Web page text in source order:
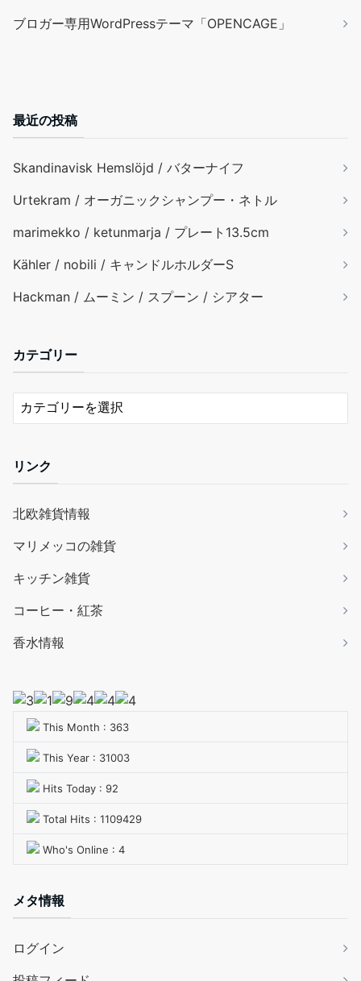
ブロガー専用WordPressテーマ「OPENCAGE」
最近の投稿
Skandinavisk Hemslöjd / バターナイフ
Urtekram / オーガニックシャンプー・ネトル
marimekko / ketunmarja / プレート13.5cm
Kähler / nobili / キャンドルホルダーS
Hackman / ムーミン / スプーン / シアター
カテゴリー
リンク
北欧雑貨情報
マリメッコの雑貨
キッチン雑貨
コーヒー・紅茶
香水情報
This Month : 363
This Year : 31003
Hits Today : 92
Total Hits : 1109429
Who's Online : 4
メタ情報
ログイン